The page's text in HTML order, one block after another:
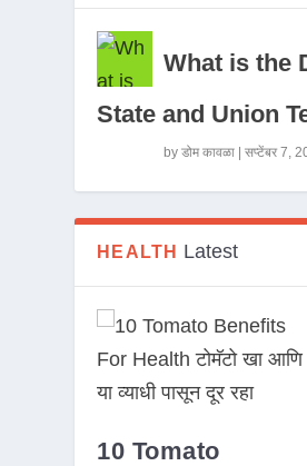
What is the
State and Union
byडोम कावळा |सप्टेंबर 7,
HEALTH Latest
10 Tomato